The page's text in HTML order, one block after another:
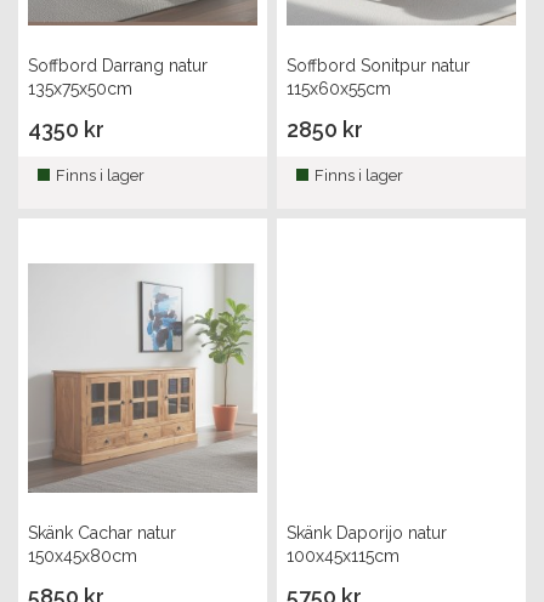
Soffbord Darrang natur
135x75x50cm
4350 kr
Finns i lager
Soffbord Sonitpur natur
115x60x55cm
2850 kr
Finns i lager
Skänk Cachar natur
150x45x80cm
5850 kr
Skänk Daporijo natur
100x45x115cm
5750 kr